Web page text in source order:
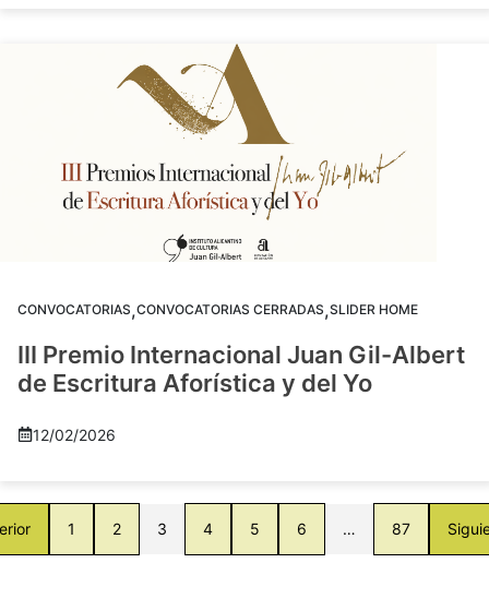
CONVOCATORIAS,CONVOCATORIAS CERRADAS,SLIDER HOME
III Premio Internacional Juan Gil-Albert
de Escritura Aforística y del Yo
12/02/2026
1 2 3 4 5 6 … 87